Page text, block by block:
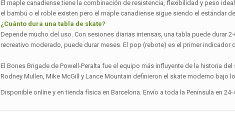
El maple canadiense tiene la combinación de resistencia, flexibilidad y peso
el bambú o el roble existen pero el maple canadiense sigue siendo el estándar
¿Cuánto dura una tabla de skate?
Depende mucho del uso. Con sesiones diarias intensas, una tabla puede durar
recreativo moderado, puede durar meses. El pop (rebote) es el primer indicador
El Bones Brigade de Powell-Peralta fue el equipo más influyente de la historia del
Rodney Mullen, Mike McGill y Lance Mountain definieron el skate moderno bajo
Disponible online y en tienda física en Barcelona. Envío a toda la Península en 24-